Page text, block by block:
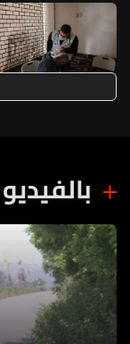
بالفيديو